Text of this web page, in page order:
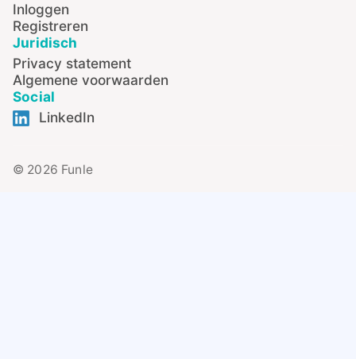
Inloggen
Registreren
Juridisch
Privacy statement
Algemene voorwaarden
Social
LinkedIn
© 2026 Funle